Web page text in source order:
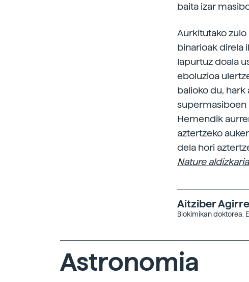
baita izar
Aurkitutako
binarioak direla
lapurtuz doala
eboluzioa
balioko du, hark
supermasiboen
Hemendik
aztertzeko
dela hori
Nature
Aitziber
Biokimikan doktorea.
Astronomia